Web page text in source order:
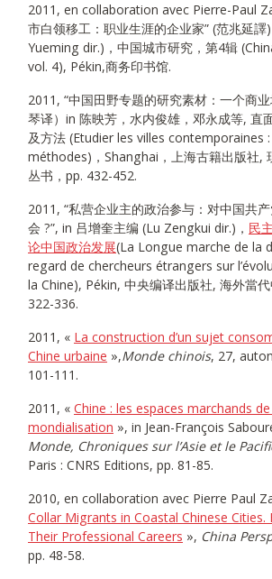
2011, en collaboration avec Pierre-Paul
市白领移工：职业生涯的企业家” (范兆延
Yueming dir.)，中国城市研究，第4辑
vol. 4), Pékin,商务印书馆.
2011, “中国田野专题的研究素材：一个商
琴译）in 陈映芳，水内俊雄，邓永成等, 直
及方法 (Etudier les villes contemporaines
méthodes)，Shanghai，上海古籍出版社,
丛书，pp. 432-452.
2011, “私营企业主的政治参与：对中国共
会 ?”, in 吕增奎主编 (Lu Zengkui dir.)， 民
论中国政治发展(La Longue marche de la
regard de chercheurs étrangers sur
la Chine), Pékin, 中央编译出版社, 海外當
322-336.
2011, « La construction d’un sujet
Chine urbaine »,Monde chinois, 27,
101-111.
2011, « Chine : les espaces marchands
mondialisation », in Jean-François
Monde, Chroniques sur l’Asie et le
Paris : CNRS Editions, pp. 81-85.
2010, en collaboration avec Pierre Paul
Collar Migrants in Coastal Chinese
Their Professional Careers », China
pp. 48-58.